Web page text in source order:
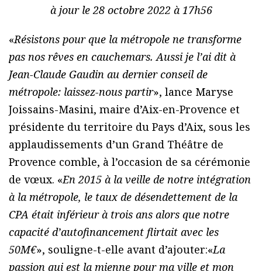
à jour le 28 octobre 2022 à 17h56
«Résistons pour que la métropole ne transforme
pas nos rêves en cauchemars. Aussi je l’ai dit à
Jean-Claude Gaudin au dernier conseil de
métropole: laissez-nous partir», lance Maryse
Joissains-Masini, maire d’Aix-en-Provence et
présidente du territoire du Pays d’Aix, sous les
applaudissements d’un Grand Théâtre de
Provence comble, à l’occasion de sa cérémonie
de vœux. «En 2015 à la veille de notre intégration
à la métropole, le taux de désendettement de la
CPA était inférieur à trois ans alors que notre
capacité d’autofinancement flirtait avec les
50M€», souligne-t-elle avant d’ajouter:«La
passion qui est la mienne pour ma ville et mon